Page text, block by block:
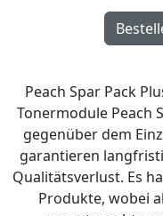
Peach Spar Pack
Tonermodule Peach
gegenüber dem
garantieren
Qualitätsverlust. Es
Produkte, wobei